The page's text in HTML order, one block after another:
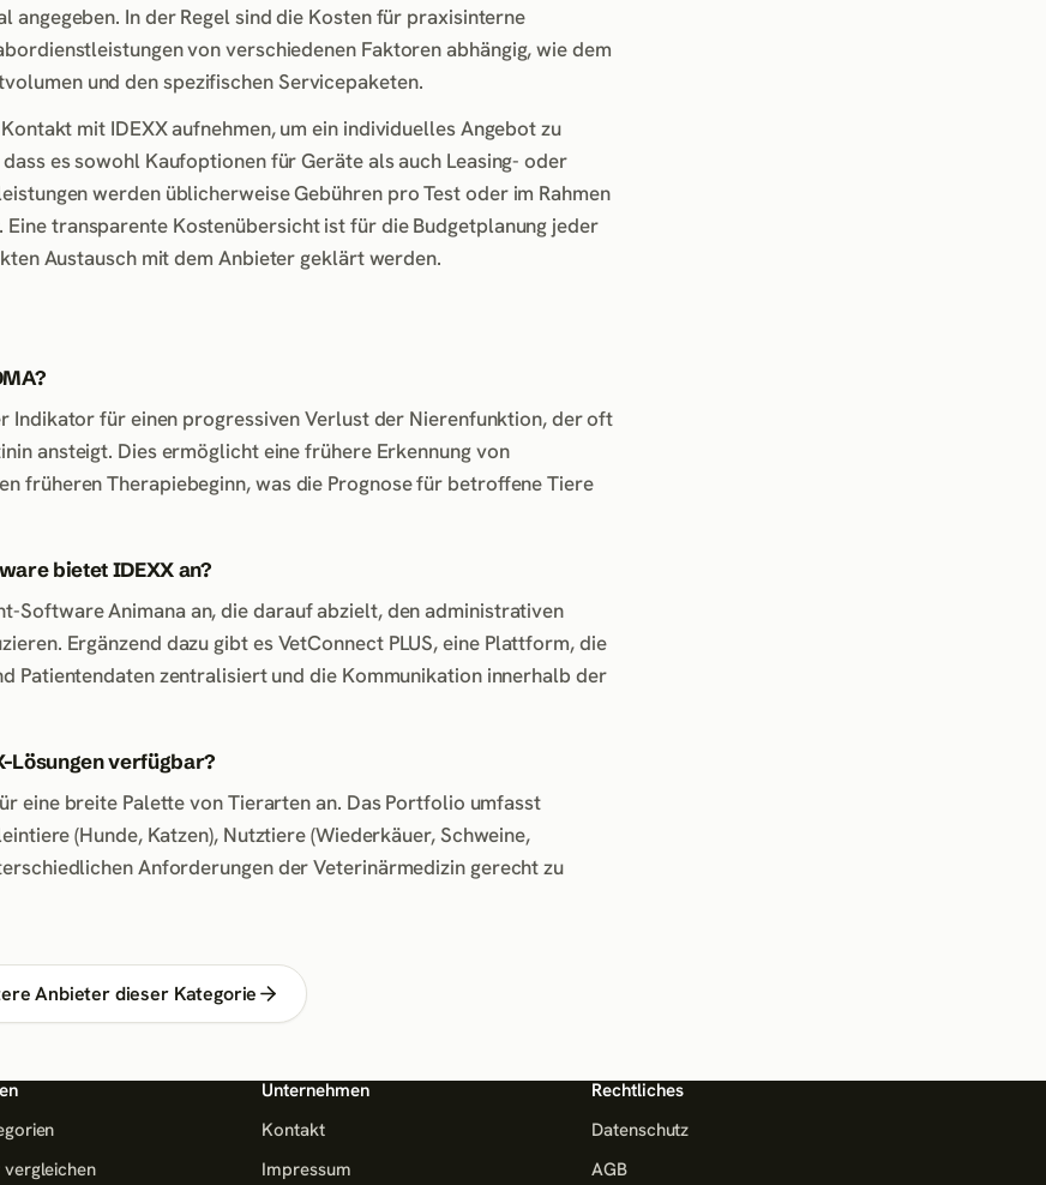
angegeben. In der Regel sind die Kosten für praxisinterne
von verschiedenen Faktoren abhängig, wie dem
und den spezifischen Servicepaketen.
mit IDEXX aufnehmen, um ein individuelles Angebot zu
es sowohl Kaufoptionen für Geräte als auch Leasing- oder
werden üblicherweise Gebühren pro Test oder im Rahmen
transparente Kostenübersicht ist für die Budgetplanung jeder
Austausch mit dem Anbieter geklärt werden.
Indikator für einen progressiven Verlust der Nierenfunktion, der oft
ansteigt. Dies ermöglicht eine frühere Erkennung von
früheren Therapiebeginn, was die Prognose für betroffene Tiere
bietet IDEXX an?
Software Animana an, die darauf abzielt, den administrativen
Ergänzend dazu gibt es VetConnect PLUS, eine Plattform, die
Patientendaten zentralisiert und die Kommunikation innerhalb der
Lösungen verfügbar?
eine breite Palette von Tierarten an. Das Portfolio umfasst
(Hunde, Katzen), Nutztiere (Wiederkäuer, Schweine,
Anforderungen der Veterinärmedizin gerecht zu
Anbieter dieser Kategorie
Unternehmen
Kontakt
Impressum
Rechtliches
Datenschutz
AGB